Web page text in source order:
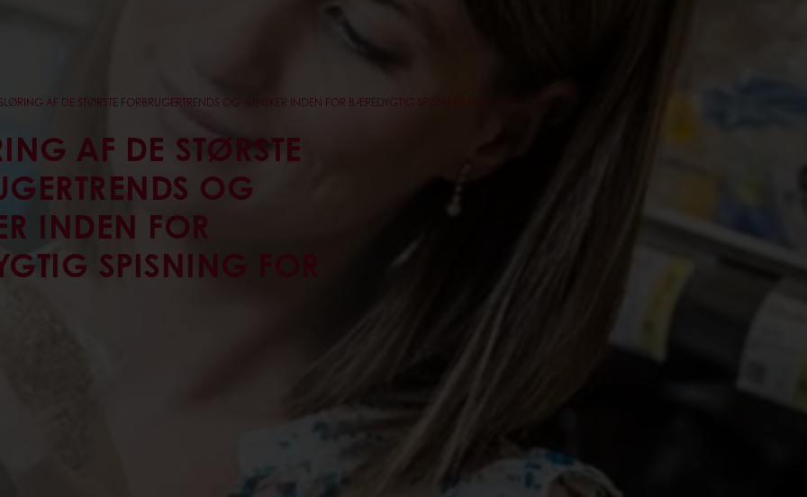
AF DE STØRSTE FORBRUGERTRENDS OG -ØNSKER INDEN FOR BÆREDYGTIG SPISNING FOR 2024
AF DE STØRSTE
OG
INDEN FOR
SPISNING FOR